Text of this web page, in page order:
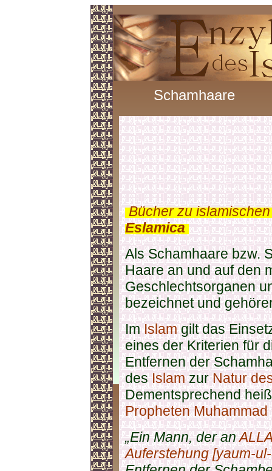
Schamhaare
.Bücher zu
Eslamica.
Als Schamhaare bzw.
Haare an und auf den
Geschlechtsorganen
bezeichnet und
ImIslamgilt das
eines der Kriterien für
Entfernen der
desIslamzurNatur
Dementsprechend
Propheten Muhammad
„Ein Mann, der an
Auferstehung [yaum-